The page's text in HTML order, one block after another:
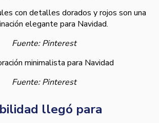
Fuente: Pinterest
Fuente: Pinterest
llegó para